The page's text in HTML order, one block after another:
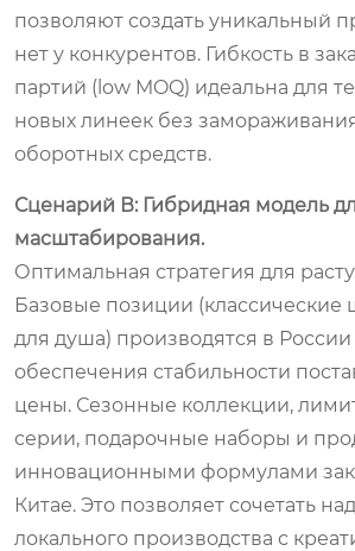
позволяют создать уникальный
нет у конкурентов. Гибкость в
партий (low MOQ) идеальна для
новых линеек без
оборотных средств.
Сценарий В: Гибридная модель
масштабирования.
Оптимальная стратегия для
Базовые позиции (классические
для душа) производятся в России
обеспечения стабильности
цены. Сезонные коллекции,
серии, подарочные наборы и
инновационными формулами
Китае. Это позволяет сочетать
локального производства с